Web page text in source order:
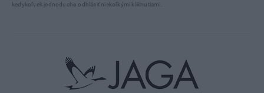
kedykoľvek jednoducho odhlásiť niekoľkými kliknutiami.